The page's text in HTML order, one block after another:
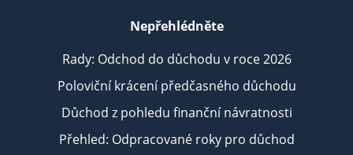
Nepřehlédněte
Rady: Odchod do důchodu v roce 2026
Poloviční krácení předčasného důchodu
Důchod z pohledu finanční návratnosti
Přehled: Odpracované roky pro důchod